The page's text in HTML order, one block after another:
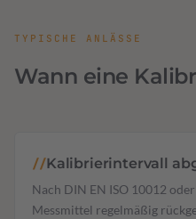
TYPISCHE ANLÄSSE
Wann eine
//Kalibrierintervall
Nach DIN EN ISO 10012
Messmittel regelmäßig